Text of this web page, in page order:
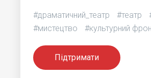
#драматичний_театр #театр
#мистецтво
#культурний
Підтримати